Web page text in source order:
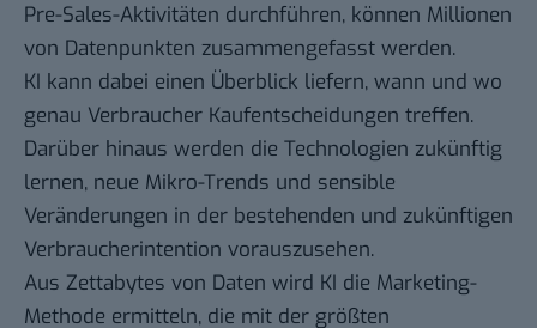
Pre-Sales-Aktivitäten durchführen, können Millionen
von Datenpunkten zusammengefasst werden.
KI kann dabei einen Überblick liefern, wann und wo
genau Verbraucher Kaufentscheidungen treffen.
Darüber hinaus werden die Technologien zukünftig
lernen, neue Mikro-Trends und sensible
Veränderungen in der bestehenden und zukünftigen
Verbraucherintention vorauszusehen.
Aus Zettabytes von Daten wird KI die Marketing-
Methode ermitteln, die mit der größten